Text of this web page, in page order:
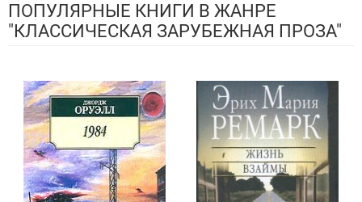
ПОПУЛЯРНЫЕ КНИГИ В ЖАНРЕ
"КЛАССИЧЕСКАЯ ЗАРУБЕЖНАЯ ПРОЗА"